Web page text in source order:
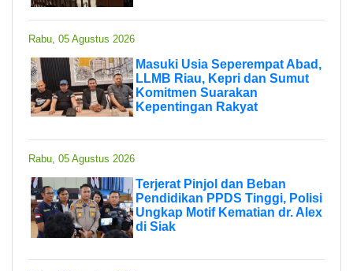
Rabu, 05 Agustus 2026
Masuki Usia Seperempat Abad,
LLMB Riau, Kepri dan Sumut
Komitmen Suarakan
Kepentingan Rakyat
Rabu, 05 Agustus 2026
Terjerat Pinjol dan Beban
Pendidikan PPDS Tinggi, Polisi
Ungkap Motif Kematian dr. Alex
di Siak